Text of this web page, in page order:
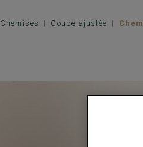
Chemises Coupe ajustée